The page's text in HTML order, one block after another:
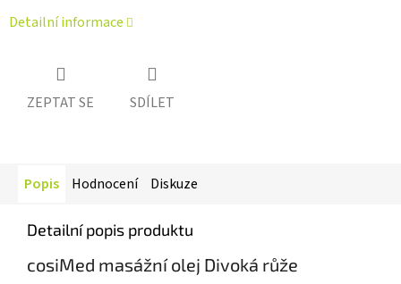
Detailní informace
ZEPTAT SE SDÍLET
Popis Hodnocení Diskuze
Detailní popis produktu
cosiMed masážní olej Divoká růže